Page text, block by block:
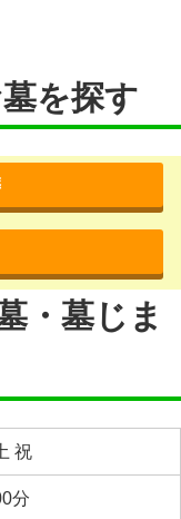
を探す
・墓じま
祝
分